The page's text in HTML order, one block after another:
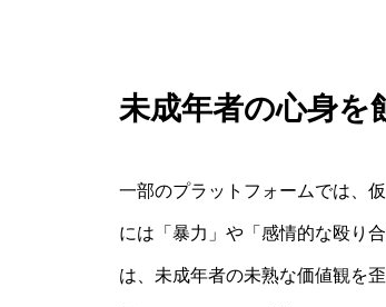
未成年者の心身を
一部のプラットフォームでは、
には「暴力」や「感情的な殴り
は、未成年者の未熟な価値観を